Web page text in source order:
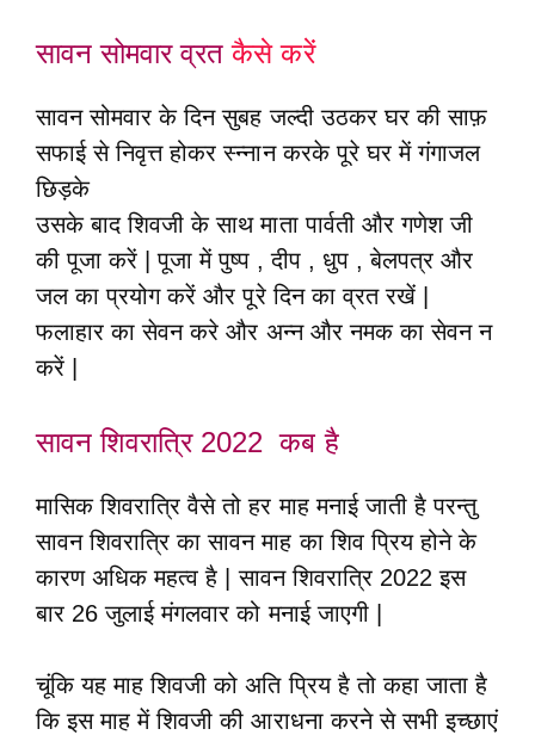
सावन सोमवार व्रतकैसे करें
सावन सोमवार के दिन सुबह जल्दी उठकर घर की साफ़
सफाई से निवृत्त होकर स्न्नान करके पूरे घर में गंगाजल
छिड़के
उसके बाद शिवजी के साथ माता पार्वती और गणेश जी
की पूजा करें | पूजा में पुष्प , दीप , धुप , बेलपत्र और
जल का प्रयोग करें और पूरे दिन का व्रत रखें |
फलाहार का सेवन करे और अन्न और नमक का सेवन न
करें |
सावन शिवरात्रि 2022 कब है
मासिक शिवरात्रि वैसे तो हर माह मनाई जाती है परन्तु
सावन शिवरात्रि का सावन माह का शिव प्रिय होने के
कारण अधिक महत्व है | सावन शिवरात्रि 2022 इस
बार 26 जुलाई मंगलवार को मनाई जाएगी |
चूंकि यह माह शिवजी को अति प्रिय है तो कहा जाता है
कि इस माह में शिवजी की आराधना करने से सभी इच्छाएं